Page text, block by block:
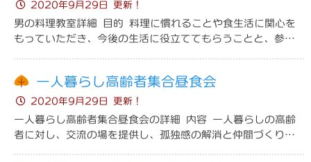
ボランティア
ボランティアをしてほしい
ボランティア活動保険の詳細
2020年9月29日 更新！
男の料理教室詳細 目的 料理に慣れることや食生活に関心を
もっていただき、今後の生活に役立ててもらうことと、参加
一人暮らし高齢者集合昼食会
2020年9月29日 更新！
一人暮らし高齢者集合昼食会の詳細 内容 一人暮らしの高齢
者に対し、交流の場を提供し、孤独感の解消と仲間づくりを